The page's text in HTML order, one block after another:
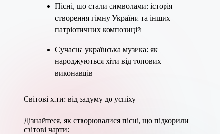
Пісні, що стали символами: історія
створення гімну України та інших
патріотичних композицій
Сучасна українська музика: як
народжуються хіти від топових
виконавців
Світові хіти: від задуму до успіху
Дізнайтеся, як створювалися пісні, що підкорили
світові чарти: